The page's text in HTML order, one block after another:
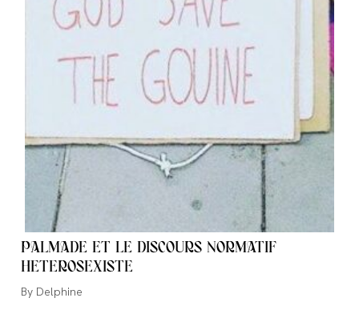
PALMADE ET LE DISCOURS NORMATIF
HETEROSEXISTE
Auteur/autrice
Delphine